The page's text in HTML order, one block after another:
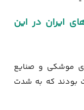
ایران در این
موشکی و صنایع
بودند که به شدت